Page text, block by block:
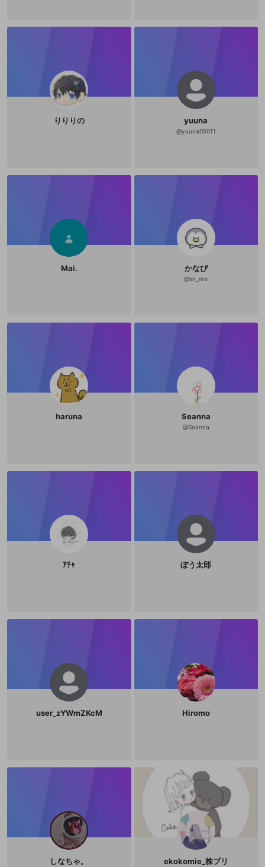
りりりの yuuna
@yuuna05011
Mai. かなぴ
@kn_mo
haruna Seanna
@Seanna
ｱﾁｬ ぼう太郎
user_zYWmZKcM Hiromo
しなちゃ。 ʚkokomiɞ_株プリ